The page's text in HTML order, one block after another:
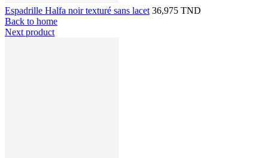
Espadrille Halfa noir texturé sans lacet 36,975 TND
Back to home
Next product